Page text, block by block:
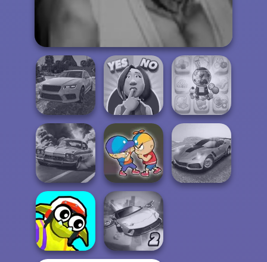
Real Drift
Multiplayer
Yes or No
Challenge
Candy Shop
Merge
3D Car Simulator Elevator Fight